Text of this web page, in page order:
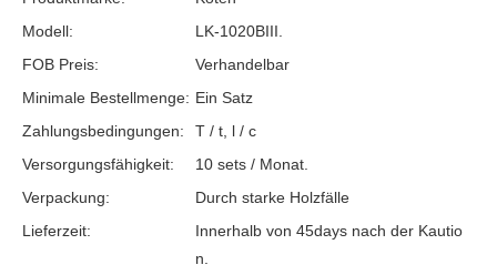
Modell:
LK-1020BIII.
FOB Preis:
Verhandelbar
Minimale Bestellmenge: Ein Satz
Zahlungsbedingungen:
T / t, l / c
Versorgungsfähigkeit:
10 sets / Monat.
Verpackung:
Durch starke Holzfälle
Lieferzeit:
Innerhalb von 45days nach der Kautio
n.